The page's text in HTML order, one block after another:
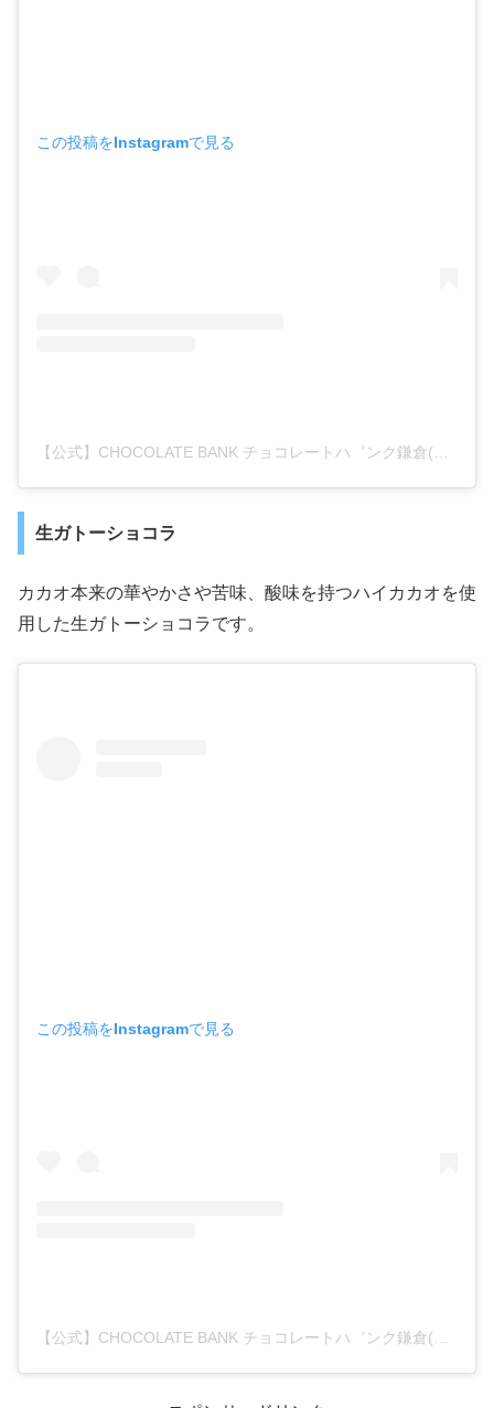
この投稿をInstagramで見る
生ガトーショコラ
カカオ本来の華やかさや苦味、酸味を持つハイカカオを使
用した生ガトーショコラです。
この投稿をInstagramで見る